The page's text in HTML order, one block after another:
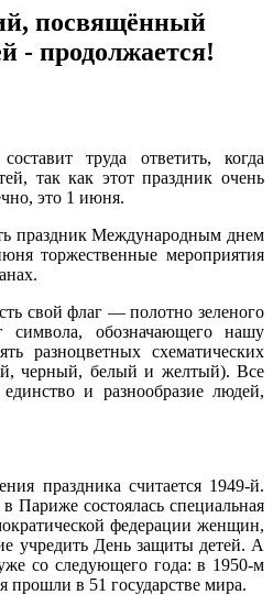
посвящённый
- продолжается!
труда ответить, когда
так как этот праздник очень
это 1 июня.
праздник Международным днем
торжественные мероприятия
свой флаг — полотно зеленого
символа, обозначающего нашу
разноцветных схематических
черный, белый и желтый). Все
и разнообразие людей,
праздника считается 1949-й.
Париже состоялась специальная
федерации женщин,
учредить День защиты детей. А
со следующего года: в 1950-м
прошли в 51 государстве мира.